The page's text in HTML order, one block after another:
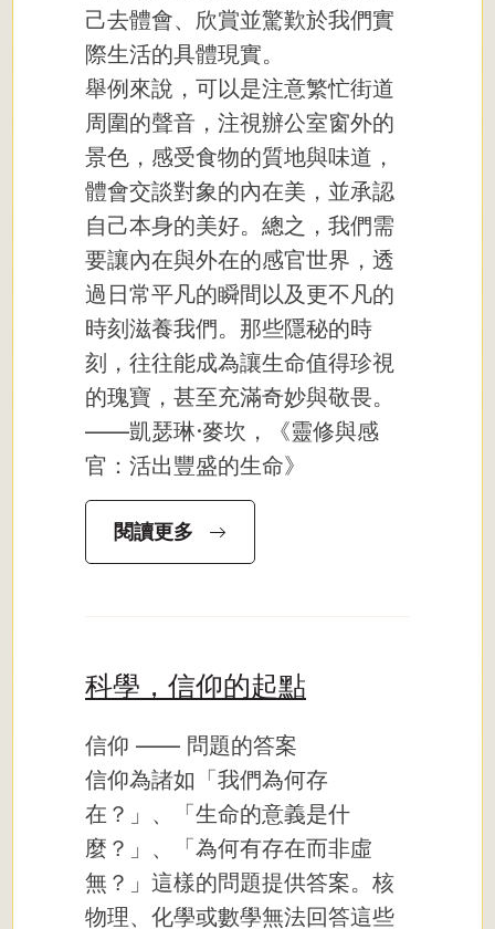
己去體會、欣賞並驚歎於我們實
際生活的具體現實。
舉例來說，可以是注意繁忙街道
周圍的聲音，注視辦公室窗外的
景色，感受食物的質地與味道，
體會交談對象的內在美，並承認
自己本身的美好。總之，我們需
要讓內在與外在的感官世界，透
過日常平凡的瞬間以及更不凡的
時刻滋養我們。那些隱秘的時
刻，往往能成為讓生命值得珍視
的瑰寶，甚至充滿奇妙與敬畏。
——凱瑟琳·麥坎，《靈修與感
官：活出豐盛的生命》
閱讀更多
科學，信仰的起點
信仰 —— 問題的答案
信仰為諸如「我們為何存
在？」、「生命的意義是什
麼？」、「為何有存在而非虛
無？」這樣的問題提供答案。核
物理、化學或數學無法回答這些